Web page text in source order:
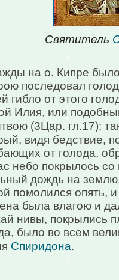
Святитель
на о. Кипре
последовал
гибло от этого
Илия, или
(3Цар. гл.17):
видя бедствие,
от голода,
небо покрылось
дождь на
помолился опять,
была влагою и
нивы, покрылись
было во всем
Спиридона.